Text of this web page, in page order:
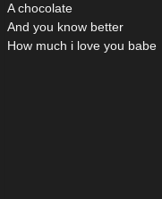
A chocolate
And you know better
How much i love you babe